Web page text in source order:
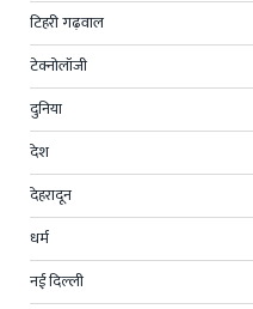
टिहरी गढ़वाल
टेक्नोलॉजी
दुनिया
देश
देहरादून
धर्म
नई दिल्ली